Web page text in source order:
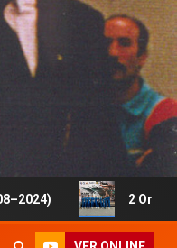
2 Oros, 1 Plata y 5